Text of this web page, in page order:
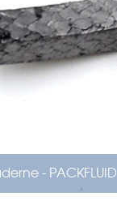
- PACKFLUID